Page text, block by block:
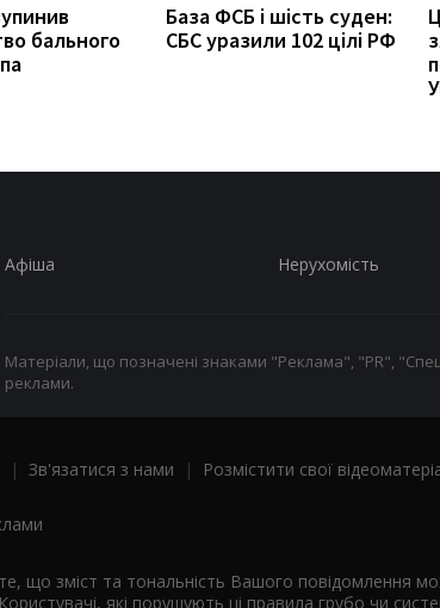
бального
База ФСБ і шість суден:
СБС уразили 102 цілі РФ
Афіша Нерухомість
Матеріали, що позначені знаками "Реклама", "PR",
реклами.
| Зв'язатися з нами | Розмістити свої
що зміст та тональність Вашого повідомлення
які порушують ці правила грубо чи